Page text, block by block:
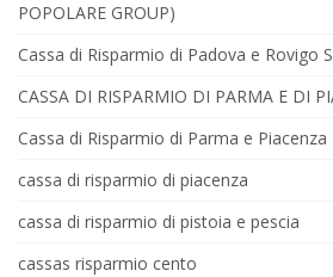
POPOLARE GROUP)
Cassa di Risparmio di Padova e Rovigo
CASSA DI RISPARMIO DI PARMA E DI
Cassa di Risparmio di Parma e Piacenza
cassa di risparmio di piacenza
cassa di risparmio di pistoia e pescia
cassas risparmio cento